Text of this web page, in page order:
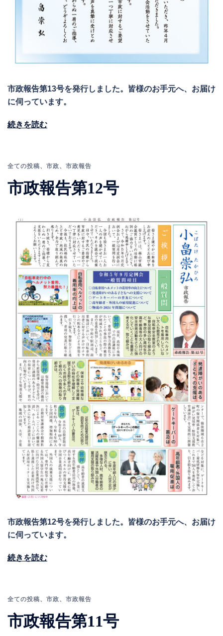
市政報告第13号を発行しました。皆様のお手元へ、お届け
に伺っています。
続きを読む
全ての投稿、 市政、 市政報告
市政報告第12号
市政報告第12号を発行しました。皆様のお手元へ、お届け
に伺っています。
続きを読む
全ての投稿、 市政、 市政報告
市政報告第11号